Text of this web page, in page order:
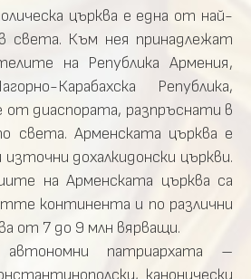
църква е една от най-
света. Към нея принадлежат
на Република Армения,
Карабахска Република,
от диаспората, разпръснати в
света. Арменската църква е
дохалкидонски църкви.
на Арменската църква са
континента и по различни
от 7 до 9 млн вярващи.
патриархата –
канонически